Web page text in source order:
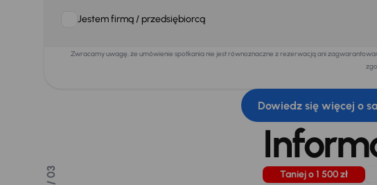
Jestem firmą / przedsiębiorcą
Zwracamy uwagę, że umówienie spotkania nie jest równoznaczne z rezerwacją ani
Dowiedz się więcej o
/ 03 Taniej o 1 500 zł